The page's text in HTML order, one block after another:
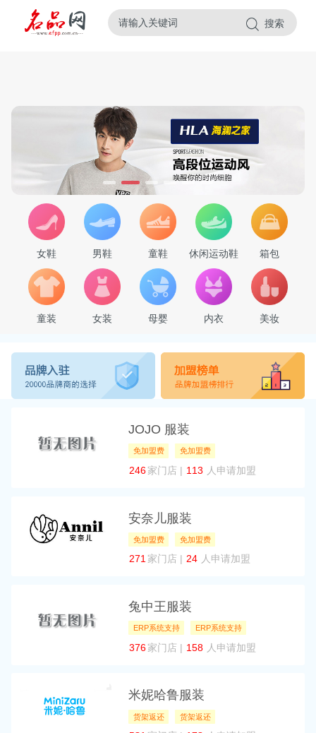
✕
搜索
女鞋 男鞋 童鞋 休闲运动鞋 箱包
童装 女装 母婴 内衣 美妆
JOJO 服装
免加盟费 免加盟费
246家门店 | 113 人申请加盟
安奈儿服装
免加盟费 免加盟费
271家门店 | 24 人申请加盟
兔中王服装
ERP系统支持 ERP系统支持
376家门店 | 158 人申请加盟
米妮哈鲁服装
货架返还 货架返还